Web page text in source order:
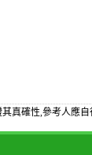
真確性,參考人應